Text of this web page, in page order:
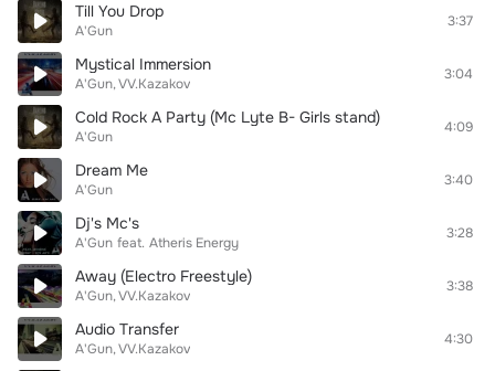
Till You Drop
A'Gun
3:37
Mystical Immersion
A'Gun VV.Kazakov
3:04
Cold Rock A Party (Mc Lyte B- Girls stand)
A'Gun
4:09
Dream Me
A'Gun
3:40
Dj's Mc's
A'Gun feat. Atheris Energy
3:28
Away (Electro Freestyle)
A'Gun VV.Kazakov
3:38
Audio Transfer
A'Gun VV.Kazakov
4:30